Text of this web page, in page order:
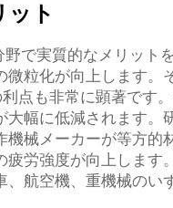
ット
で実質的なメリッ
粒化が向上します
点も非常に顕著です
幅に低減されます
械メーカーが等方
労強度が向上しま
航空機、重機械の